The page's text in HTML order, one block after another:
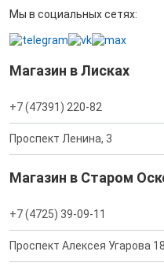
Мы в социальных сетях:
Магазин в Лисках
+7 (47391) 220-82
Проспект Ленина, 3
Магазин в Старом
+7 (4725) 39-09-11
Проспект Алексея Угарова